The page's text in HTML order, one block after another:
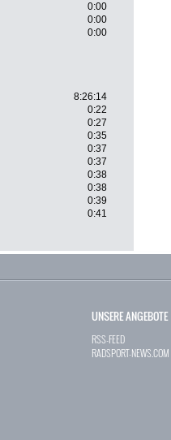
0:00
0:00
0:00
8:26:14
0:22
0:27
0:35
0:37
0:37
0:38
0:38
0:39
0:41
UNSERE ANGEBOTE
RSS-FEED
RADSPORT-NEWS.COM